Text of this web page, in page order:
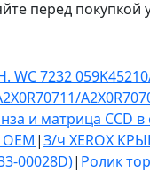
перед
7232
и матрица CCD в
|З/ч XEROX
00028D)| Ролик